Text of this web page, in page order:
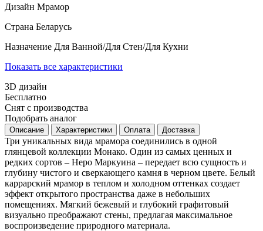
Дизайн Мрамор
Страна Беларусь
Назначение Для Ванной/Для Стен/Для Кухни
Показать все характеристики
3D дизайн
Бесплатно
Снят с производства
Подобрать аналог
Описание Характеристики Оплата Доставка
Три уникальных вида мрамора соединились в одной
глянцевой коллекции Монако. Один из самых ценных и
редких сортов – Неро Маркуина – передает всю сущность и
глубину чистого и сверкающего камня в черном цвете. Белый
каррарский мрамор в теплом и холодном оттенках создает
эффект открытого пространства даже в небольших
помещениях. Мягкий бежевый и глубокий графитовый
визуально преображают стены, предлагая максимальное
воспроизведение природного материала.